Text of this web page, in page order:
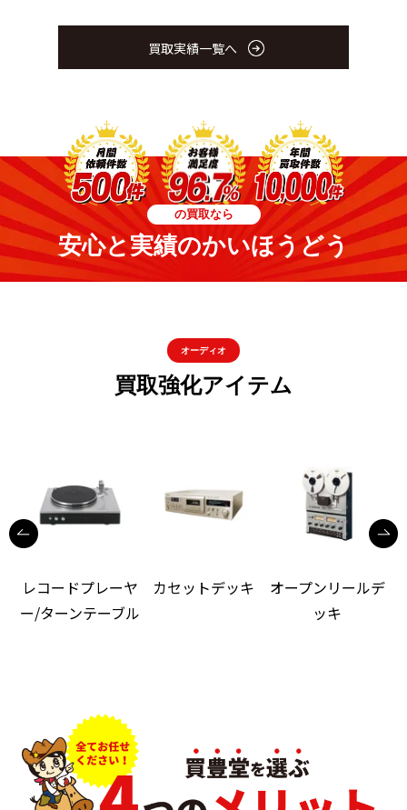
買取実績一覧へ
の買取なら
安心と実績のかいほうどう
オーディオ
買取強化アイテム
レコードプレーヤ
ー/ターンテーブル
カセットデッキ
オープンリールデ
ッキ